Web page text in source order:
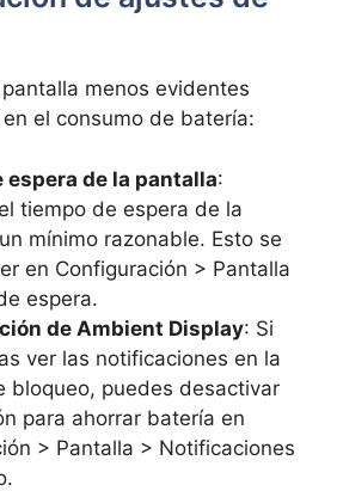
menos evidentes
el consumo de batería:
espera de la pantalla:
tiempo de espera de la
mínimo razonable. Esto se
en Configuración > Pantalla
espera.
de Ambient Display: Si
ver las notificaciones en la
bloqueo, puedes desactivar
para ahorrar batería en
> Pantalla > Notificaciones